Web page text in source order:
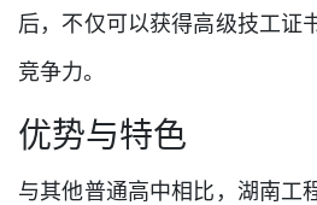
后，不仅可以获得高级技工证
竞争力。
优势与特色
与其他普通高中相比，湖南工